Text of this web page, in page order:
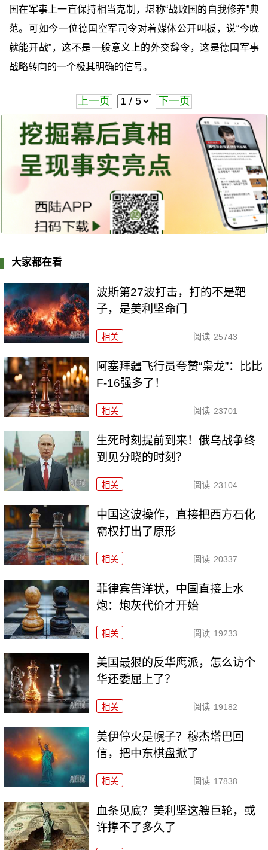
国在军事上一直保持相当克制，堪称“战败国的自我修养”典
范。可如今一位德国空军司令对着媒体公开叫板，说“今晚
就能开战”，这不是一般意义上的外交辞令，这是德国军事
战略转向的一个极其明确的信号。
上一页 下一页
大家都在看
波斯第27波打击，打的不是靶
子，是美利坚命门
相关 阅读 25743
阿塞拜疆飞行员夸赞“枭龙”：比比
F-16强多了！
相关 阅读 23701
生死时刻提前到来！俄乌战争终
到见分晓的时刻？
相关 阅读 23104
中国这波操作，直接把西方石化
霸权打出了原形
相关 阅读 20337
菲律宾告洋状，中国直接上水
炮：炮灰代价才开始
相关 阅读 19233
美国最狠的反华鹰派，怎么访个
华还委屈上了？
相关 阅读 19182
美伊停火是幌子？穆杰塔巴回
信，把中东棋盘掀了
相关 阅读 17838
血条见底？美利坚这艘巨轮，或
许撑不了多久了